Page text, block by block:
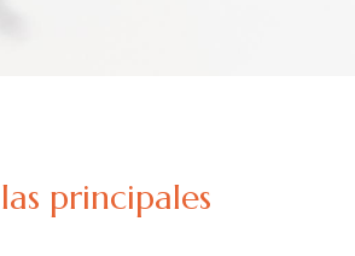
principales